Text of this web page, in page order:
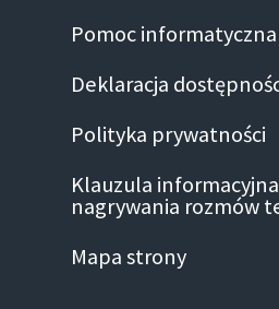
Pomoc informatyczna
Deklaracja
Polityka prywatności
Klauzula
nagrywania rozmów
Mapa strony